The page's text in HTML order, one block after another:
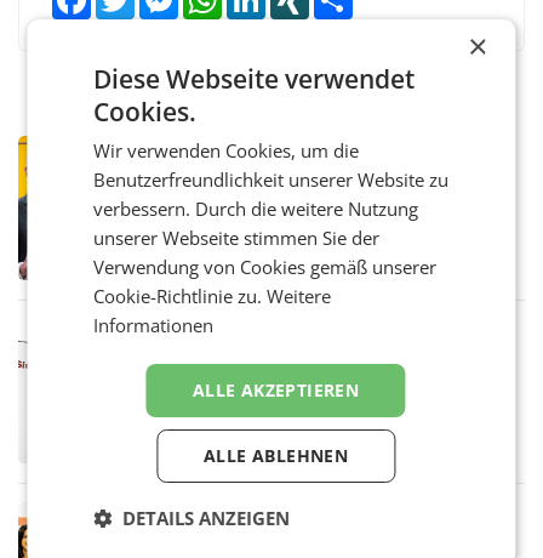
PRIMENEWS
Österreichische Post: Umsatzplus im
ersten Halbjahr trotz schwachem
Briefgeschäft
WIEN Die Österreichische Post AG hat im
ersten Halbjahr 2026 einen Konzernumsatz
von 1.544,0 Mio. EUR erwirtschaftet, was
einem Plus von 3,8 Prozent gegenüber dem
Vergleichszeitraum
MARKETING & MEDIA
ProSiebenSat.1 spart und macht
überraschend viel Gewinn
UNTERFÖHRING/MAILAND/AMSTERDAM. Der
Fernsehkonzern ProSiebenSat.1 hat im
Frühjahr dank Kostensenkungen operativ
wieder Gewinn gemacht und die
RETAIL
×
Diese Webseite verwendet
Cookies.
Wir verwenden Cookies, um die
Benutzerfreundlichkeit unserer Website zu
verbessern. Durch die weitere Nutzung
unserer Webseite stimmen Sie der
Verwendung von Cookies gemäß unserer
Cookie-Richtlinie zu.Weitere
Informationen
ALLE AKZEPTIEREN
ALLE ABLEHNEN
DETAILS ANZEIGEN